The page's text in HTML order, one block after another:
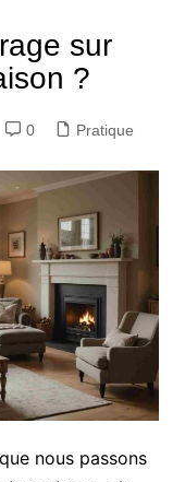
sur
?
0 Pratique
nous passons